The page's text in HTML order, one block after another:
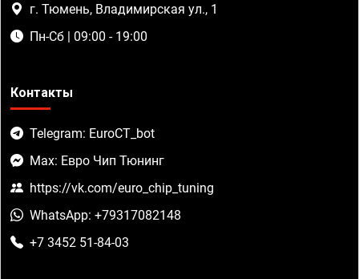
г. Тюмень, Владимирская ул., 1
Пн-Сб | 09:00 - 19:00
Контакты
Telegram: EuroCT_bot
Max: Евро Чип Тюнинг
https://vk.com/euro_chip_tuning
WhatsApp: +79317082148
+7 3452 51-84-03